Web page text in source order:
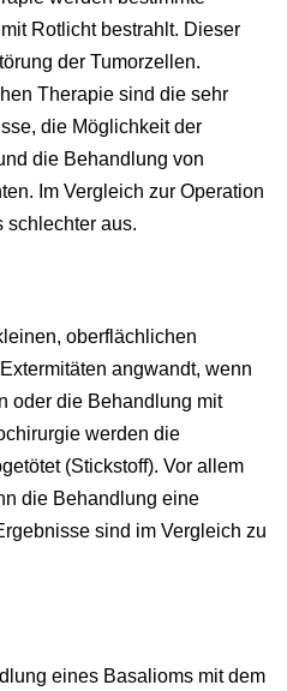
Rotlicht bestrahlt. Dieser
der Tumorzellen.
Therapie sind die sehr
die Möglichkeit der
die Behandlung von
Im Vergleich zur Operation
schlechter aus.
oberflächlichen
angwandt, wenn
oder die Behandlung mit
werden die
(Stickstoff). Vor allem
die Behandlung eine
sind im Vergleich zu
eines Basalioms mit dem